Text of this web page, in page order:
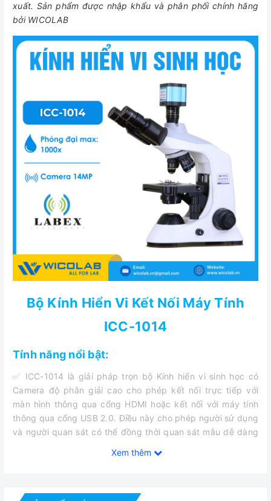
xuất. Sản phẩm được nhập khẩu và phân phối chính hãng
bởi WICOLAB
Bộ Kính Hiển Vi Kết Nối Máy Tính
ICC-1014
Tính năng nổi bật:
✅ ICC-1014 là giải pháp trọn bộ Kính hiển vi sinh học có
Camera độ phân giải cao cho phép kết nối trực tiếp với
màn hình thông qua cổng HDMI hoặc kết nối với máy tính
thông qua cổng USB 2.0. Điều này cho phép người sử dụng
và người quan sát có thể đồng thời quan sát mẫu dễ dàng
chính xác và kịp thời nhất.
chuyên dụng, có thể dễ dàng chụp ảnh, quay video, đo
Xem thêm